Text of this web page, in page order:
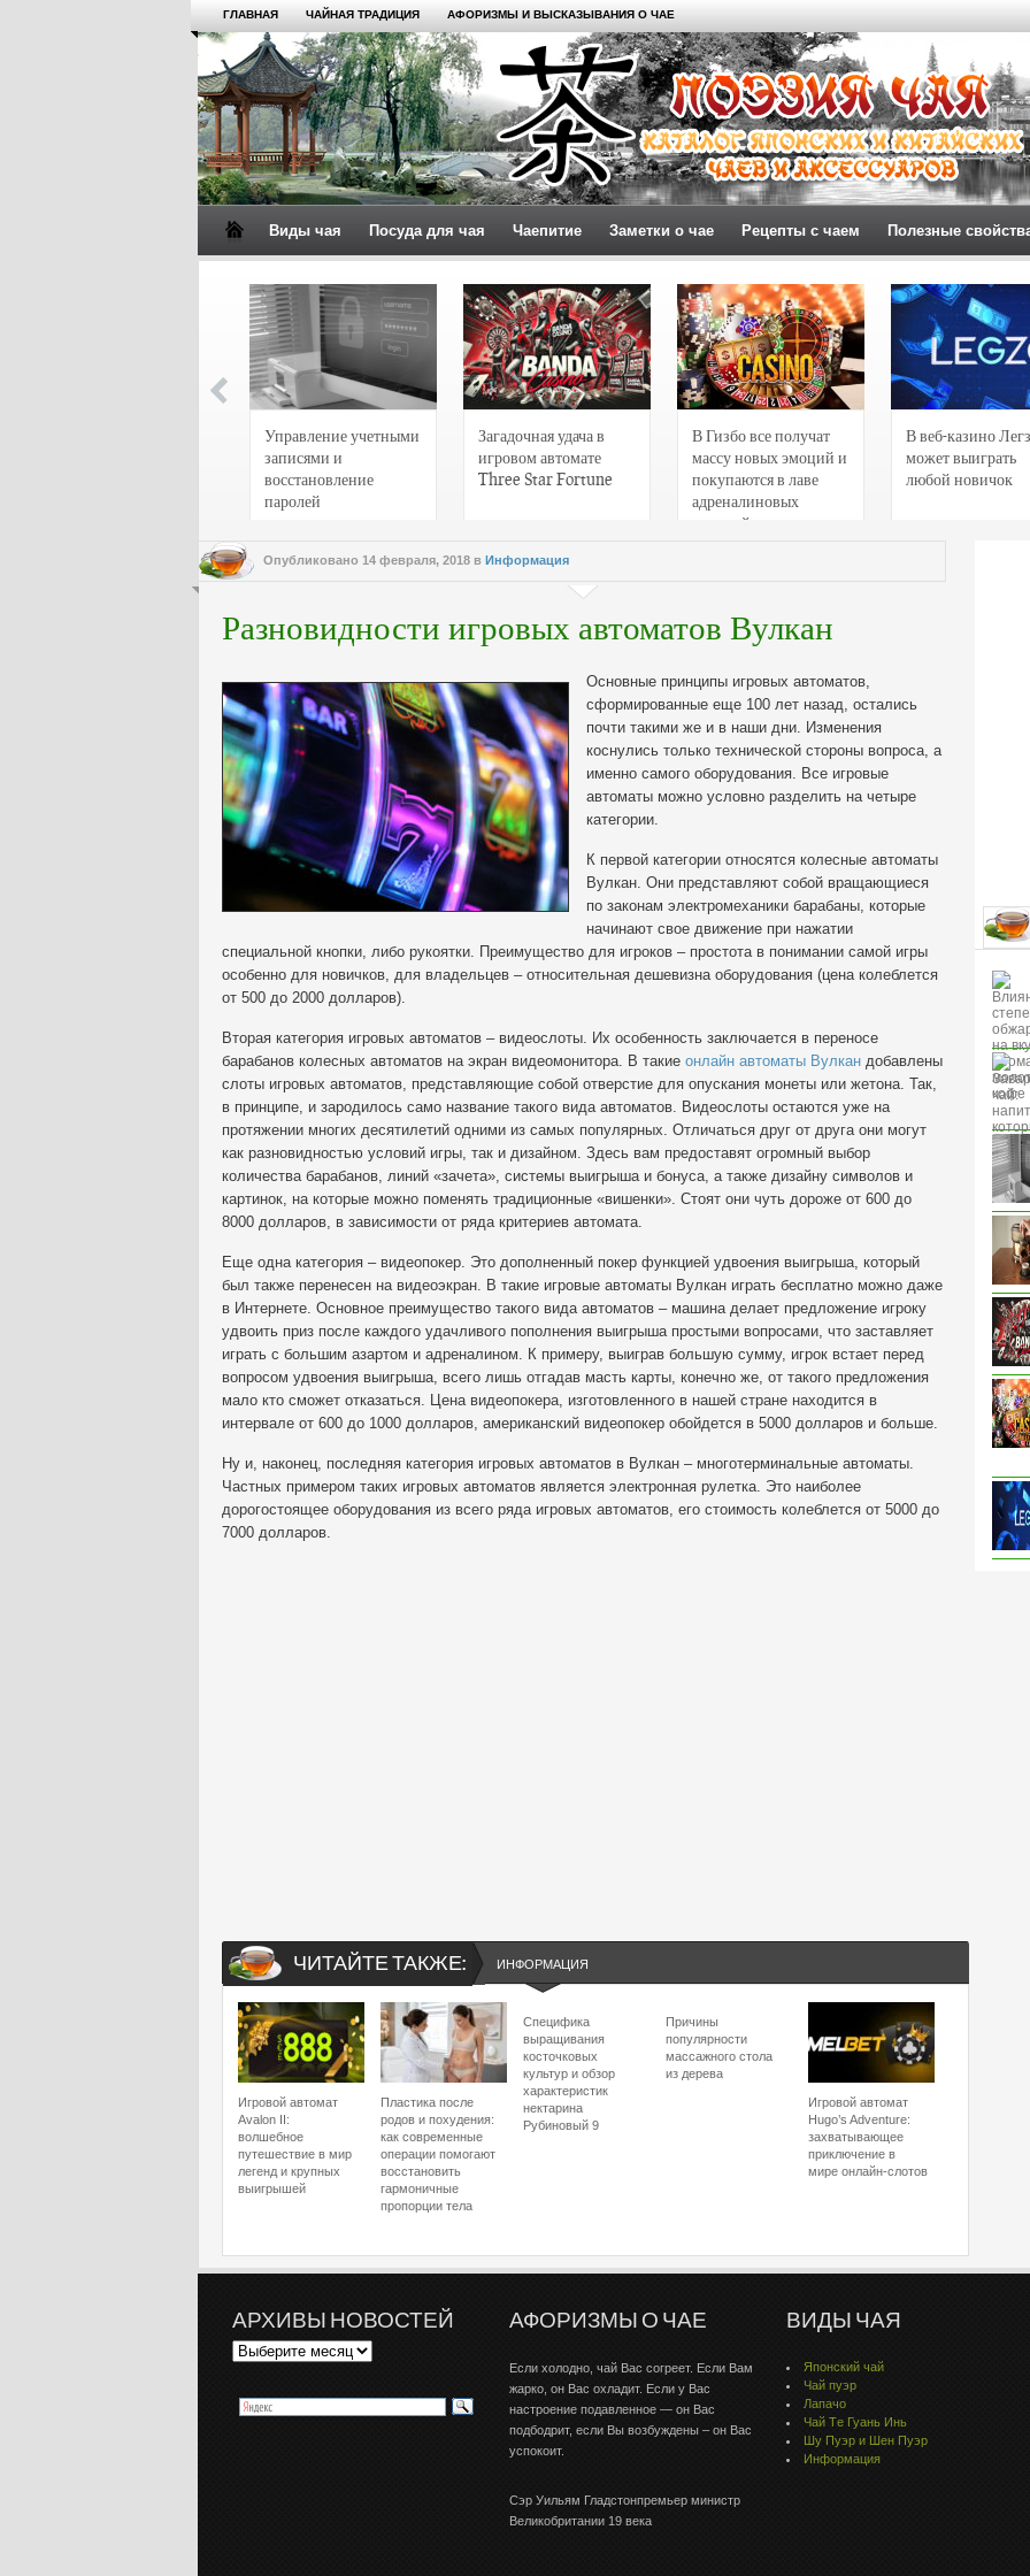
ГЛАВНАЯ ЧАЙНАЯ ТРАДИЦИЯ АФОРИЗМЫ И ВЫСКАЗЫВАНИЯ О ЧАЕ
Виды чая Посуда для чая Чаепитие Заметки о чае Рецепты с чаем Полезные
Управление учетными
записями и
восстановление
паролей
Загадочная удача в
игровом автомате
Three Star Fortune
В Гизбо все получат
массу новых эмоций и
покупаются в лаве
адреналиновых
страстей
В веб-казино
может выиграть
любой новичок
Опубликовано 14 февраля, 2018 в Информация
Разновидности игровых автоматов Вулкан
Основные принципы игровых автоматов,
сформированные еще 100 лет назад, остались
почти такими же и в наши дни. Изменения
коснулись только технической стороны вопроса, а
именно самого оборудования. Все игровые
автоматы можно условно разделить на четыре
категории.
К первой категории относятся колесные автоматы
Вулкан. Они представляют собой вращающиеся
по законам электромеханики барабаны, которые
начинают свое движение при нажатии
специальной кнопки, либо рукоятки. Преимущество для игроков – простота в понимании самой игры
особенно для новичков, для владельцев – относительная дешевизна оборудования (цена колеблется
от 500 до 2000 долларов).
Вторая категория игровых автоматов – видеослоты. Их особенность заключается в переносе
барабанов колесных автоматов на экран видеомонитора. В такие онлайн автоматы Вулкан добавлены
слоты игровых автоматов, представляющие собой отверстие для опускания монеты или жетона. Так,
в принципе, и зародилось само название такого вида автоматов. Видеослоты остаются уже на
протяжении многих десятилетий одними из самых популярных. Отличаться друг от друга они могут
как разновидностью условий игры, так и дизайном. Здесь вам предоставят огромный выбор
количества барабанов, линий «зачета», системы выигрыша и бонуса, а также дизайну символов и
картинок, на которые можно поменять традиционные «вишенки». Стоят они чуть дороже от 600 до
8000 долларов, в зависимости от ряда критериев автомата.
Еще одна категория – видеопокер. Это дополненный покер функцией удвоения выигрыша, который
был также перенесен на видеоэкран. В такие игровые автоматы Вулкан играть бесплатно можно даже
в Интернете. Основное преимущество такого вида автоматов – машина делает предложение игроку
удвоить приз после каждого удачливого пополнения выигрыша простыми вопросами, что заставляет
играть с большим азартом и адреналином. К примеру, выиграв большую сумму, игрок встает перед
вопросом удвоения выигрыша, всего лишь отгадав масть карты, конечно же, от такого предложения
мало кто сможет отказаться. Цена видеопокера, изготовленного в нашей стране находится в
интервале от 600 до 1000 долларов, американский видеопокер обойдется в 5000 долларов и больше.
Ну и, наконец, последняя категория игровых автоматов в Вулкан – многотерминальные автоматы.
Частных примером таких игровых автоматов является электронная рулетка. Это наиболее
дорогостоящее оборудования из всего ряда игровых автоматов, его стоимость колеблется от 5000 до
7000 долларов.
ЧИТАЙТЕ ТАКЖЕ: ИНФОРМАЦИЯ
Игровой автомат
Avalon II:
волшебное
путешествие в мир
легенд и крупных
выигрышей
Пластика после
родов и похудения:
как современные
операции помогают
восстановить
гармоничные
пропорции тела
Специфика
выращивания
косточковых
культур и обзор
характеристик
нектарина
Рубиновый 9
Причины
популярности
массажного стола
из дерева
Игровой автомат
Hugo’s Adventure:
захватывающее
приключение в
мире онлайн-слотов
АРХИВЫ НОВОСТЕЙ АФОРИЗМЫ О ЧАЕ
Если холодно, чай Вас согреет. Если Вам
жарко, он Вас охладит. Если у Вас
настроение подавленное — он Вас
подбодрит, если Вы возбуждены – он Вас
успокоит.
Сэр Уильям Гладстонпремьер министр
Великобритании 19 века
ВИДЫ ЧАЯ
Японский чай
Чай пуэр
Лапачо
Чай Тe Гуaнь Инь
Шу Пуэр и Шен Пуэр
Информация